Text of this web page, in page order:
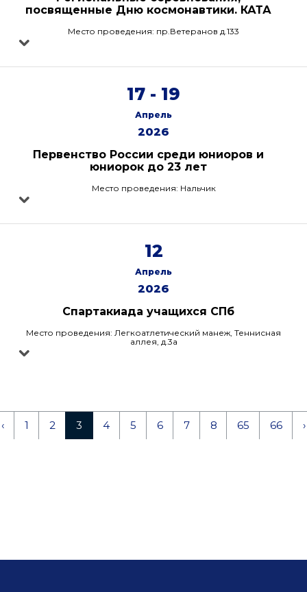
посвященные Дню космонавтики. КАТА
Место проведения: пр.Ветеранов д.133
17 - 19
Апрель
2026
Первенство России среди юниоров и
юниорок до 23 лет
Место проведения: Нальчик
12
Апрель
2026
Спартакиада учащихся СПб
Место проведения: Легкоатлетический манеж, Теннисная
аллея, д.3а
‹ 1 2 3 4 5 6 7 8 65 66 ›